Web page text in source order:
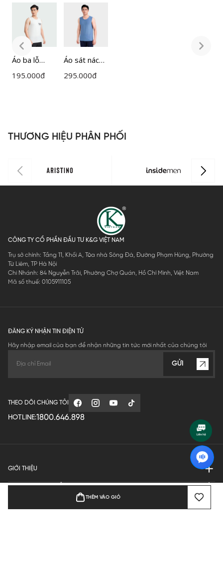
THÊM VÀO GIỎ
Áo ba lỗ
Nam
195.000đ
Áo sát nách
nam
295.000đ
THƯƠNG HIỆU PHÂN PHỐI
CÔNG TY CỔ PHẦN ĐẦU TƯ K&G VIỆT NAM
Trụ sở chính: Tầng 11, Khối A, Tòa nhà Sông Đà, Đường Phạm Hùng, Phường
Từ Liêm, TP Hà Nội
Chi Nhánh: 84 Nguyễn Trãi, Phường Chợ Quán, Hồ Chí Minh, Việt Nam
Mã số thuế: 0105911105
ĐĂNG KÝ NHẬN TIN ĐIỆN TỬ
Hãy nhập email của bạn để nhận những tin tức mới nhất của chúng tôi
GỬI
THEO DÕI CHÚNG TÔI
HOTLINE:1800.646.898
GIỚI THIỆU
QUY ĐỊNH HOẠT ĐỘNG